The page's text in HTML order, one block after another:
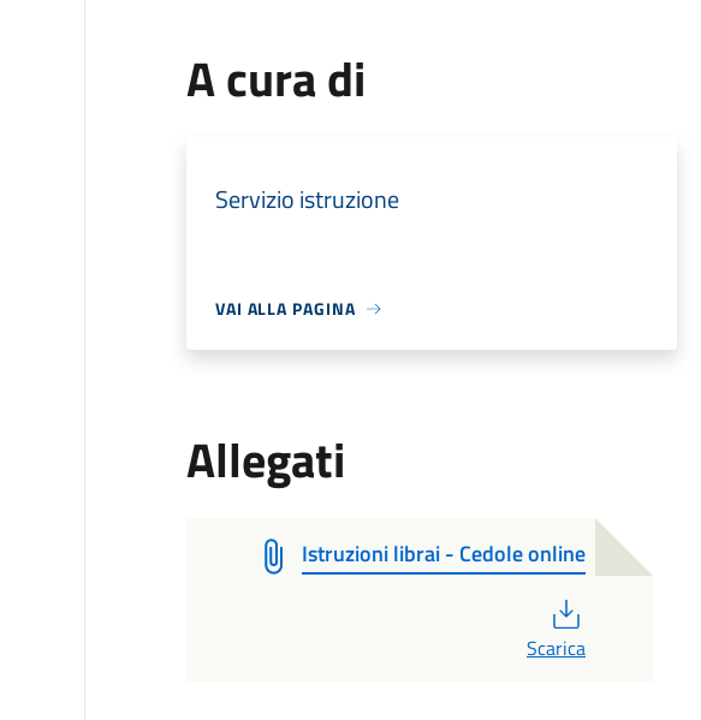
A cura di
Servizio istruzione
VAI ALLA PAGINA
Allegati
Istruzioni librai - Cedole online
Scarica